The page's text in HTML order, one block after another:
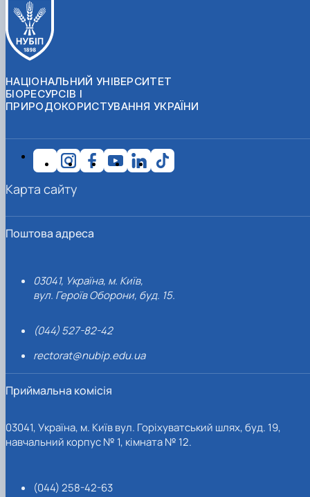
НАЦІОНАЛЬНИЙ УНІВЕРСИТЕТ
БІОРЕСУРСІВ І
ПРИРОДОКОРИСТУВАННЯ УКРАЇНИ
Поштова адреса
03041, Україна, м. Київ,
вул. Героїв Оборони, буд. 15.
(044) 527-82-42
rectorat@nubip.edu.ua
Приймальна комісія
03041, Україна, м. Київ вул. Горіхуватський шлях, буд. 19,
навчальний корпус № 1, кімната № 12.
(044) 258-42-63
Карта сайту